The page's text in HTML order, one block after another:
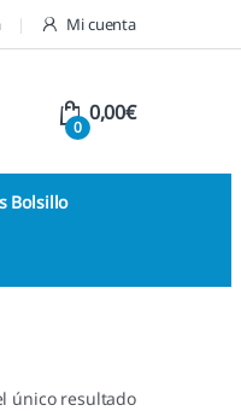
Mi cuenta
0
0,00€
Bolsillo
único resultado